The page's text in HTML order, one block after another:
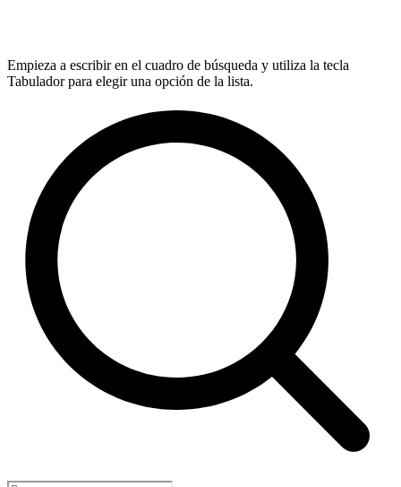
Empieza a escribir en el cuadro de búsqueda y utiliza la tecla
Tabulador para elegir una opción de la lista.